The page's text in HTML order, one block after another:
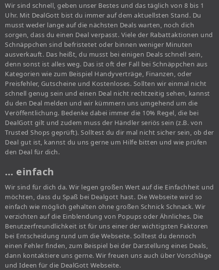
Wir sind schnell, geben unser Bestes und das täglich von 8 bis 1
Uhr. Mit DealGott bist du immer auf dem aktuellsten Stand. Du
musst weder lange auf die nächsten Deals warten, noch dich
sorgen, dass du einen Deal verpasst. Viele der Rabattaktionen und
Schnäppchen sind befristetet oder binnen weniger Minuten
ausverkauft. Das heißt, du musst bei einigen Deals schnell sein,
denn sonst ist alles weg. Das ist oft der Fall bei Schnäppchen aus
Kategorien wie zum Beispiel Handyverträge, Finanzen, oder
Preisfehler, Gutscheine und Kostenloses. Sollten wir einmal nicht
schnell genug sein und einen Deal nicht rechtzeitig sehen, kannst
du den Deal melden und wir kümmern uns umgehend um die
Veröffentlichung. Bedenke dabei immer die 10% Regel, die bei
DealGott gilt und zudem muss der Händler seriös sein (z.B. von
Trusted Shops geprüft). Solltest du dir mal nicht sicher sein, ob der
Deal gut ist, kannst du uns gerne um Hilfe bitten und wie prüfen
den Deal für dich.
… einfach
Wir sind für dich da. Wir legen großen Wert auf die Einfachheit und
möchten, dass du Spaß bei Dealgott hast. Die Webseite wird so
einfach wie möglich gehalten ohne großen Schnick Schnack. Wir
verzichten auf die Einblendung von Popups oder Ähnliches. Die
Benutzerfreundlichkeit ist für uns einer der wichtigsten Faktoren
bei Entscheidung rund um die Webseite. Solltest du dennoch
einen Fehler finden, zum Beispiel bei der Darstellung eines Deals,
dann kontaktiere uns gerne. Wir freuen uns auch über Vorschläge
und Ideen für die DealGott Webseite.